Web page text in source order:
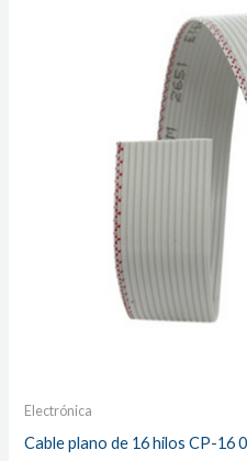
Electrónica
Cable plano de 16 hilos CP-16